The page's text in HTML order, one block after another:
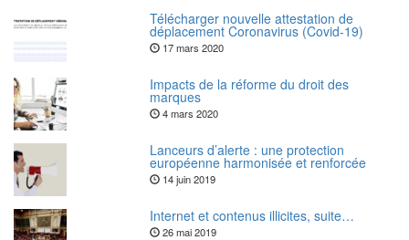
Télécharger nouvelle attestation de
déplacement Coronavirus (Covid-19)
17 mars 2020
Impacts de la réforme du droit des
marques
4 mars 2020
Lanceurs d’alerte : une protection
européenne harmonisée et renforcée
14 juin 2019
Internet et contenus illicites, suite…
26 mai 2019